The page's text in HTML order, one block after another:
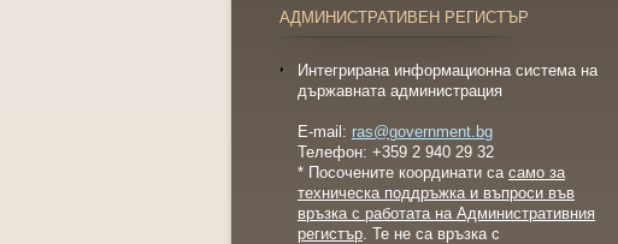
АДМИНИСТРАТИВЕН РЕГИСТЪР
Интегрирана информационна система на
държавната администрация
E-mail: ras@government.bg
Телефон: +359 2 940 29 32
* Посочените координати са само за
техническа поддръжка и въпроси във
връзка с работата на Административния
регистър. Те не са връзка с